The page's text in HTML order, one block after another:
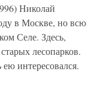
Николай
в Москве, но всю
Селе. Здесь,
лесопарков.
интересовался.